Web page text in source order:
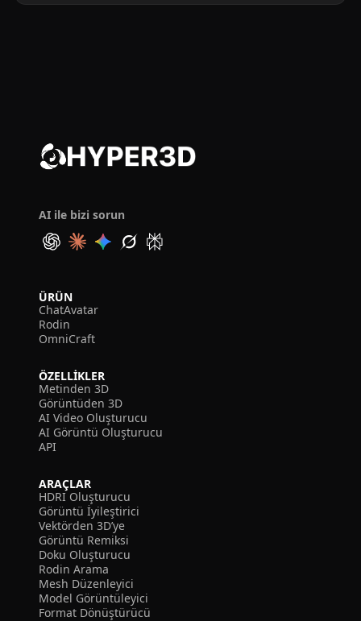
AI ile bizi sorun
ÜRÜN
ChatAvatar
Rodin
OmniCraft
ÖZELLIKLER
Metinden 3D
Görüntüden 3D
AI Video Oluşturucu
AI Görüntü Oluşturucu
API
ARAÇLAR
HDRI Oluşturucu
Görüntü İyileştirici
Vektörden 3D’ye
Görüntü Remiksi
Doku Oluşturucu
Rodin Arama
Mesh Düzenleyici
Model Görüntüleyici
Format Dönüştürücü